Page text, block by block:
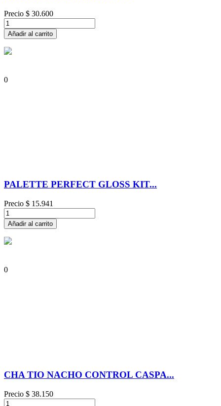
Precio $ 30.600
Añadir al carrito
0
PALETTE PERFECT GLOSS KIT...
Precio $ 15.941
Añadir al carrito
0
CHA TIO NACHO CONTROL CASPA...
Precio $ 38.150